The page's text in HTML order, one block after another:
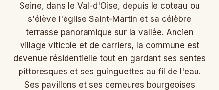
Seine, dans le Val-d'Oise, depuis le coteau où
s'élève l'église Saint-Martin et sa célèbre
terrasse panoramique sur la vallée. Ancien
village viticole et de carriers, la commune est
devenue résidentielle tout en gardant ses sentes
pittoresques et ses guinguettes au fil de l'eau.
Ses pavillons et ses demeures bourgeoises